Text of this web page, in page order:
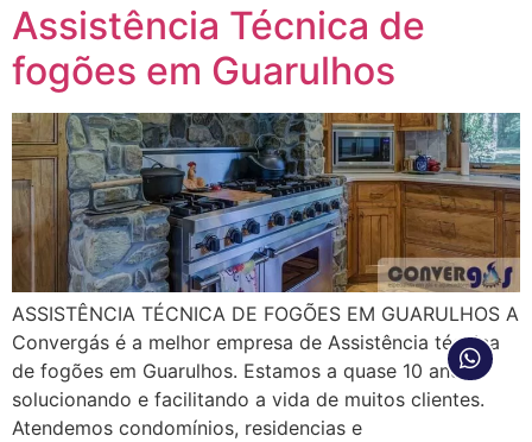
Assistência Técnica de
fogões em Guarulhos
ASSISTÊNCIA TÉCNICA DE FOGÕES EM GUARULHOS A
Convergás é a melhor empresa de Assistência técnica
de fogões em Guarulhos. Estamos a quase 10 anos
solucionando e facilitando a vida de muitos clientes.
Atendemos condomínios, residencias e